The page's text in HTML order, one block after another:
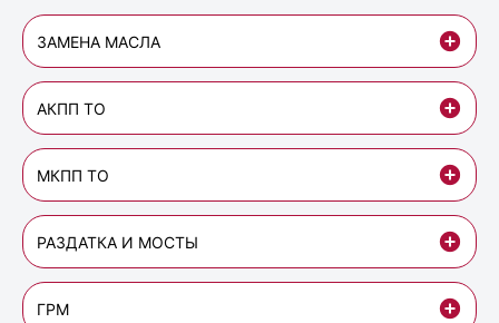
ЗАМЕНА МАСЛА
АКПП ТО
МКПП ТО
РАЗДАТКА И МОСТЫ
ГРМ